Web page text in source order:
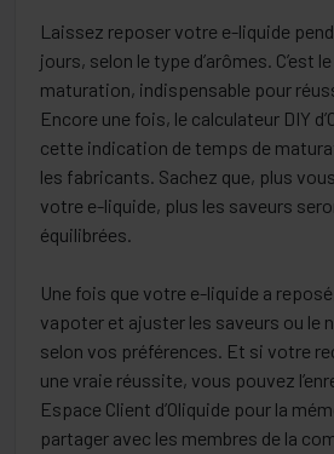
Laissez reposer votre e-liquide
jours, selon le type d’arômes. C’est
maturation, indispensable pour
Encore une fois, le calculateur DIY
cette indication de temps de
les fabricants. Sachez que, plus
votre e-liquide, plus les saveurs
équilibrées.
Une fois que votre e-liquide a
vapoter et ajuster les saveurs ou le
selon vos préférences. Et si votre
une vraie réussite, vous pouvez
Espace Client d’Oliquide pour la
partager avec les membres de la